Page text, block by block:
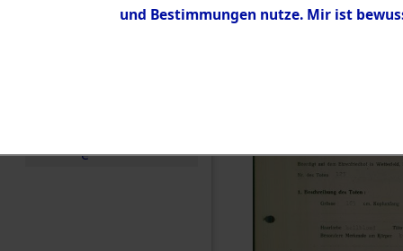
Todesmärsch
e
0003
und Bestimmungen nutze. Mir ist